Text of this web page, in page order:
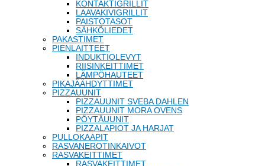
KONTAKTIGRILLIT
LAAVAKIVIGRILLIT
PAISTOTASOT
SÄHKÖLIEDET
PAKASTIMET
PIENLAITTEET
INDUKTIOLEVYT
RIISINKEITTIMET
LÄMPÖHAUTEET
PIKAJÄÄHDYTTIMET
PIZZAUUNIT
PIZZAUUNIT SVEBA DAHLEN
PIZZAUUNIT MORA OVENS
PÖYTÄUUNIT
PIZZALAPIOT JA HARJAT
PULLOKAAPIT
RASVANEROTINKAIVOT
RASVAKEITTIMET
RASVAKEITTIMET